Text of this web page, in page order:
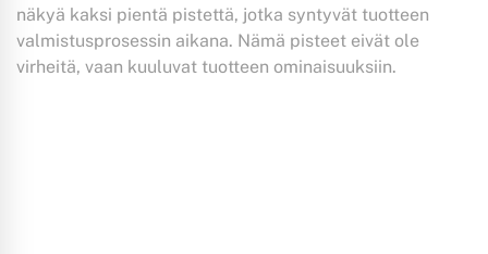
näkyä kaksi pientä pistettä, jotka syntyvät tuotteen
valmistusprosessin aikana. Nämä pisteet eivät ole
virheitä, vaan kuuluvat tuotteen ominaisuuksiin.